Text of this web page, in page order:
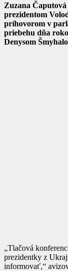
Zuzana
prezidentom
príhovorom v
priebehu dňa
Denysom
„Tlačová
prezidentky z
informovať,“